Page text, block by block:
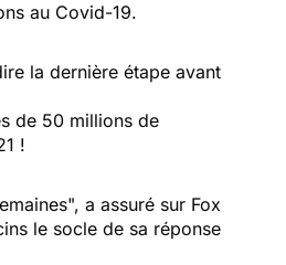
au Covid-19.
la dernière étape avant
de 50 millions de
!
a assuré sur Fox
le socle de sa réponse